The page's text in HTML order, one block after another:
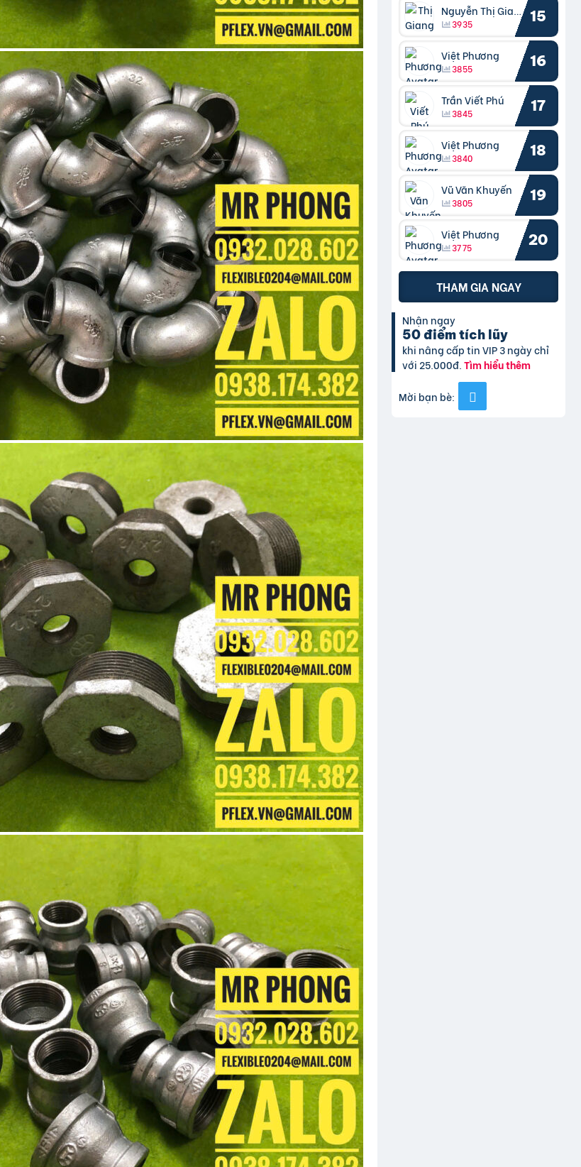
Nguyễn Thị Giang
3935 15
Việt Phương
3855 16
Trần Viết Phú
3845 17
Việt Phương
3840 18
Vũ Văn Khuyến
3805 19
Việt Phương
3775 20
THAM GIA NGAY
Nhận ngay
50 điểm tích lũy
khi nâng cấp tin VIP 3 ngày chỉ
với 25.000đ.Tìm hiểu thêm
Mời bạn bè: